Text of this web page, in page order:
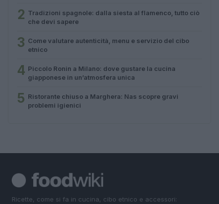
2 Tradizioni spagnole: dalla siesta al flamenco, tutto ciò
che devi sapere
3 Come valutare autenticità, menu e servizio del cibo
etnico
4 Piccolo Ronin a Milano: dove gustare la cucina
giapponese in un’atmosfera unica
5 Ristorante chiuso a Marghera: Nas scopre gravi
problemi igienici
Ricette, come si fa in cucina, cibo etnico e accessori: